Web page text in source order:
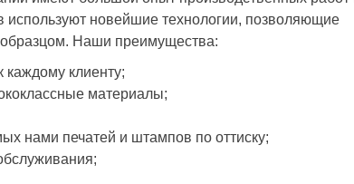
используют новейшие технологии, позволяющие
образцом. Наши преимущества:
клиенту;
материалы;
нами печатей и штампов по оттиску;